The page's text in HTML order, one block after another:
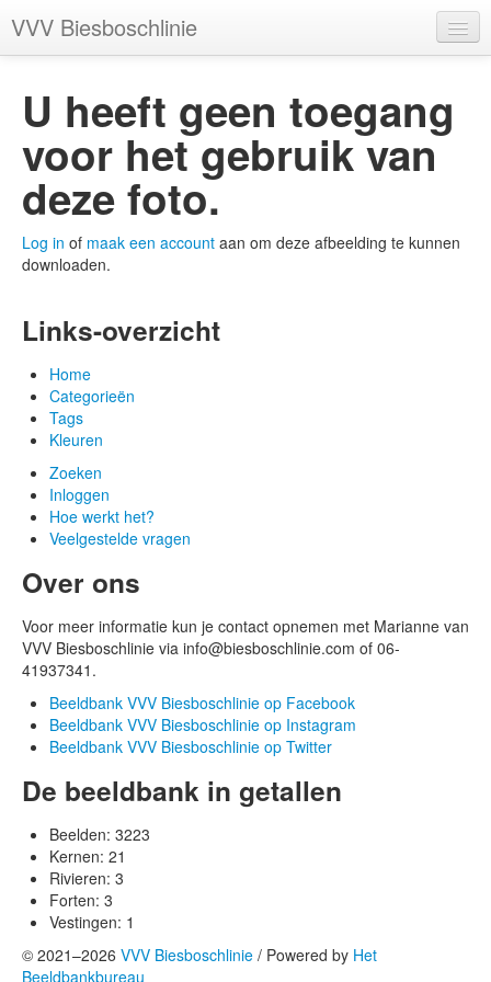
VVV Biesboschlinie
Tags
Kleuren
U heeft geen toegang
voor het gebruik van
deze foto.
Log in of maak een account aan om deze afbeelding te kunnen
downloaden.
Links-overzicht
Home
Categorieën
Tags
Kleuren
Zoeken
Inloggen
Hoe werkt het?
Veelgestelde vragen
Over ons
Voor meer informatie kun je contact opnemen met Marianne van
VVV Biesboschlinie via info@biesboschlinie.com of 06-
41937341.
Beeldbank VVV Biesboschlinie op Facebook
Beeldbank VVV Biesboschlinie op Instagram
Beeldbank VVV Biesboschlinie op Twitter
De beeldbank in getallen
Beelden: 3223
Kernen: 21
Rivieren: 3
Forten: 3
Vestingen: 1
© 2021–2026 VVV Biesboschlinie / Powered by Het
Beeldbankbureau